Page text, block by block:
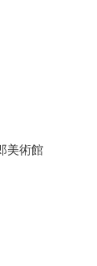
美術館